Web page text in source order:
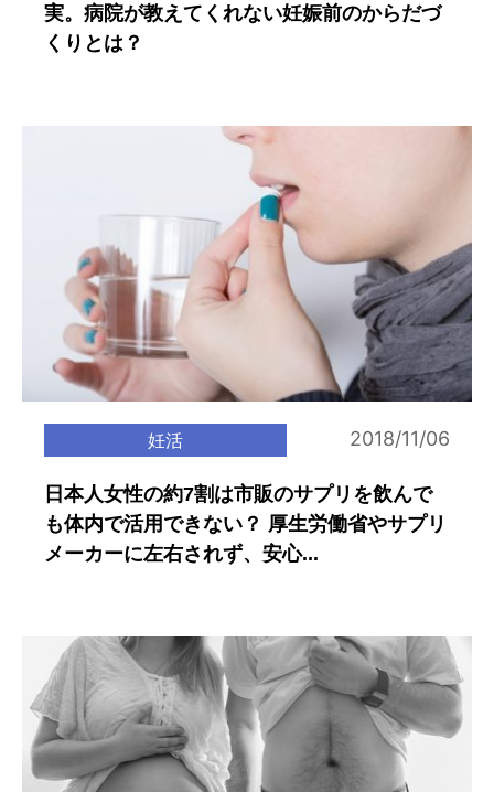
実。病院が教えてくれない妊娠前のからだづ
くりとは？
妊活 2018/11/06
日本人女性の約7割は市販のサプリを飲んで
も体内で活用できない？ 厚生労働省やサプリ
メーカーに左右されず、安心...